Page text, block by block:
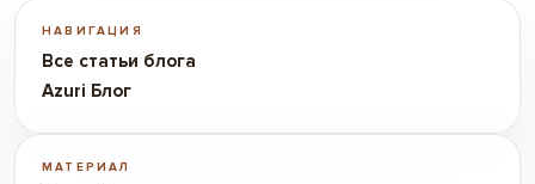
НАВИГАЦИЯ
Все статьи блога
Azuri Блог
МАТЕРИАЛ